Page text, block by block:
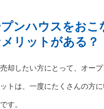
ンハウスをおこ
リットがある？
却したい方にとって、オープ
トは、一度にたくさんの方
す。